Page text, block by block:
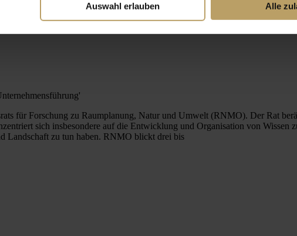
Auswahl erlauben Alle
für Forschung zu Raumplanung, Natur und Umwelt (RNMO). Der Rat
sich insbesondere auf die Entwicklung und Organisation von Wissen
Landschaft zu tun haben. RNMO blickt drei bis